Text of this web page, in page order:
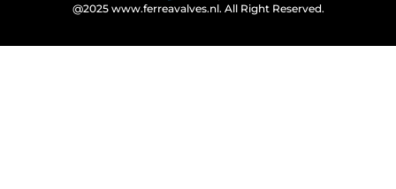
@2025 www.ferreavalves.nl. All Right Reserved.